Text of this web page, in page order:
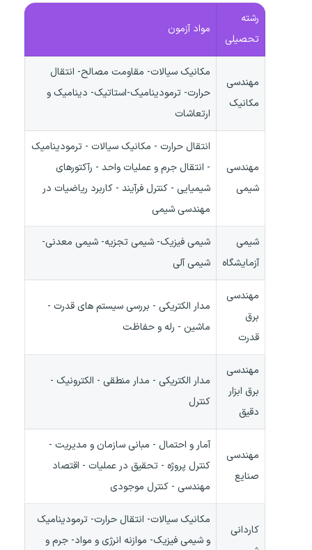
رشته
تحصیلی
مواد آزمون
مهندسی
مکانیک
مکانیک سیالات- مقاومت مصالح- انتقال
حرارت- ترمودینامیک-استاتیک- دینامیک و
ارتعاشات
مهندسی
شیمی
انتقال حرارت - مکانیک سیالات - ترمودینامیک
- انتقال جرم و عملیات واحد - رآکتورهای
شیمیایی - کنترل فرآیند - کاربرد ریاضیات در
مهندسی شیمی
شیمی
آزمایشگاه
شیمی فیزیک- شیمی تجزیه- شیمی معدنی-
شیمی آلی
مهندسی
برق
قدرت
مدار الکتریکی - بررسی سیستم های قدرت -
ماشین - رله و حفاظت
مهندسی
برق ابزار
دقیق
مدار الکتریکی - مدار منطقی - الکترونیک -
کنترل
مهندسی
صنایع
آمار و احتمال - مبانی سازمان و مدیریت -
کنترل پروژه - تحقیق در عملیات - اقتصاد
مهندسی - کنترل موجودی
کاردانی
مکانیک سیالات- انتقال حرارت- ترمودینامیک
و شیمی فیزیک- موازنه انرژی و مواد- جرم و